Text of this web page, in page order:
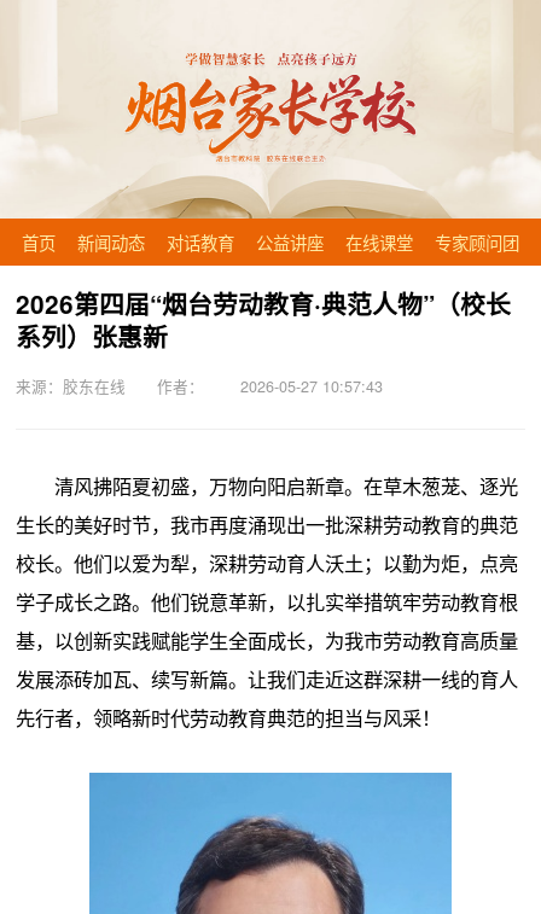
首页 新闻动态 对话教育 公益讲座 在线课堂 专家顾问团
2026第四届“烟台劳动教育·典范人物”（校长
系列）张惠新
来源：胶东在线 作者： 2026-05-27 10:57:43
清风拂陌夏初盛，万物向阳启新章。在草木葱茏、逐光
生长的美好时节，我市再度涌现出一批深耕劳动教育的典范
校长。他们以爱为犁，深耕劳动育人沃土；以勤为炬，点亮
学子成长之路。他们锐意革新，以扎实举措筑牢劳动教育根
基，以创新实践赋能学生全面成长，为我市劳动教育高质量
发展添砖加瓦、续写新篇。让我们走近这群深耕一线的育人
先行者，领略新时代劳动教育典范的担当与风采！